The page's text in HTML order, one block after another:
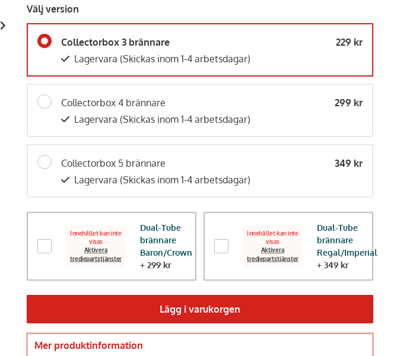
Aktivera
tredjepartstjänster
Broil King,Dual-Tube brännare
Regal/Imperial
349 kr
tredjepartstjänster
Broil King,Flav-R-Wave till Baron/Crown Broil King,
129 kr
Välj version
Collectorbox 3 brännare
229 kr
Lagervara (Skickas inom 1-4 arbetsdagar)
Collectorbox 4 brännare
299 kr
Lagervara (Skickas inom 1-4 arbetsdagar)
Collectorbox 5 brännare
349 kr
Lagervara (Skickas inom 1-4 arbetsdagar)
Innehållet kan inte
visas
Aktivera
tredjepartstjänster
Dual-Tube
brännare
Baron/Crown
+ 299 kr
Innehållet kan inte
visas
Aktivera
tredjepartstjänster
Dual-Tube
brännare
Regal/Imperial
+ 349 kr
Lägg i varukorgen
Mer produktinformation